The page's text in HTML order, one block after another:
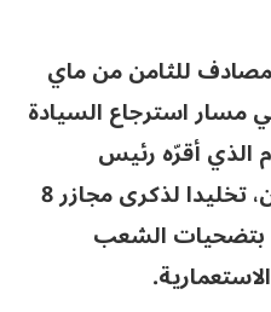
للثامن من ماي
مسار استرجاع السيادة
الذي أقرّه رئيس
الجمهورية عبد المجيد تبون، تخليدا لذكرى مجازر 8
بتضحيات الشعب